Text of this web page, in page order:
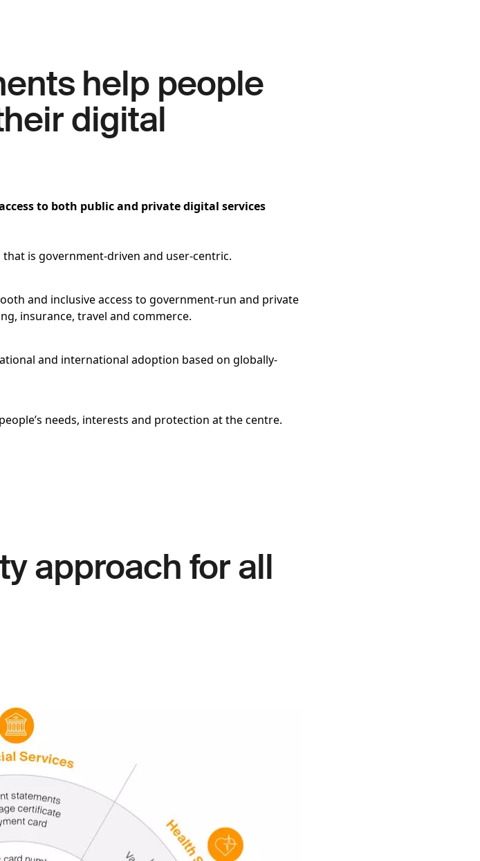
help people
digital
to both public and private digital services
is government-driven and user-centric.
and inclusive access to government-run and private
insurance, travel and commerce.
and international adoption based on globally-
needs, interests and protection at the centre.
approach for all